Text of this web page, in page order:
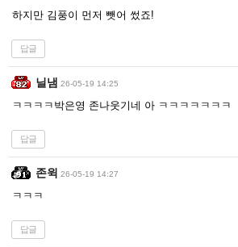
하지만 김풍이 먼저 뺏어 썼죠!
답글
닐냄 26-05-19 14:25
ㅋㅋㅋㅋ박은영 존나웃기네 아 ㅋㅋㅋㅋㅋㅋㅋ
답글
존윅 26-05-19 14:27
ㅋㅋㅋ
답글